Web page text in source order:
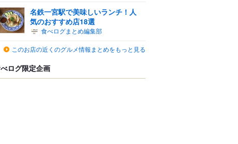
名鉄一宮駅で美味しいランチ！人
気のおすすめ店18選
食べログまとめ編集部
このお店の近くのグルメ情報まとめをもっと見る
ログ限定企画